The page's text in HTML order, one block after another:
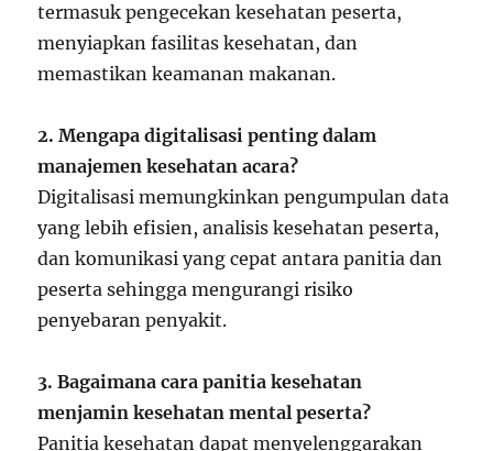
termasuk pengecekan kesehatan peserta,
menyiapkan fasilitas kesehatan, dan
memastikan keamanan makanan.
2. Mengapa digitalisasi penting dalam
manajemen kesehatan acara?
Digitalisasi memungkinkan pengumpulan data
yang lebih efisien, analisis kesehatan peserta,
dan komunikasi yang cepat antara panitia dan
peserta sehingga mengurangi risiko
penyebaran penyakit.
3. Bagaimana cara panitia kesehatan
menjamin kesehatan mental peserta?
Panitia kesehatan dapat menyelenggarakan